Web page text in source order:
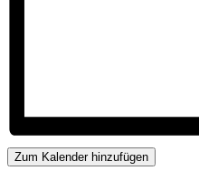
Zum Kalender hinzufügen